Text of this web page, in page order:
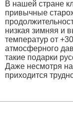
В нашей стране
привычные
низкая зимняя и
температур от
атмосферного
такие подарки
Даже несмотря
приходится